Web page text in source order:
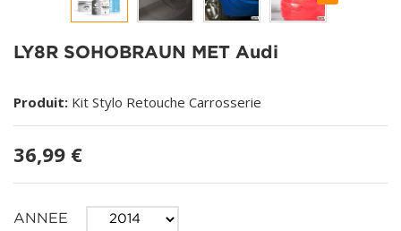
LY8R SOHOBRAUN MET Audi
Produit: Kit Stylo Retouche Carrosserie
36,99 €
ANNEE